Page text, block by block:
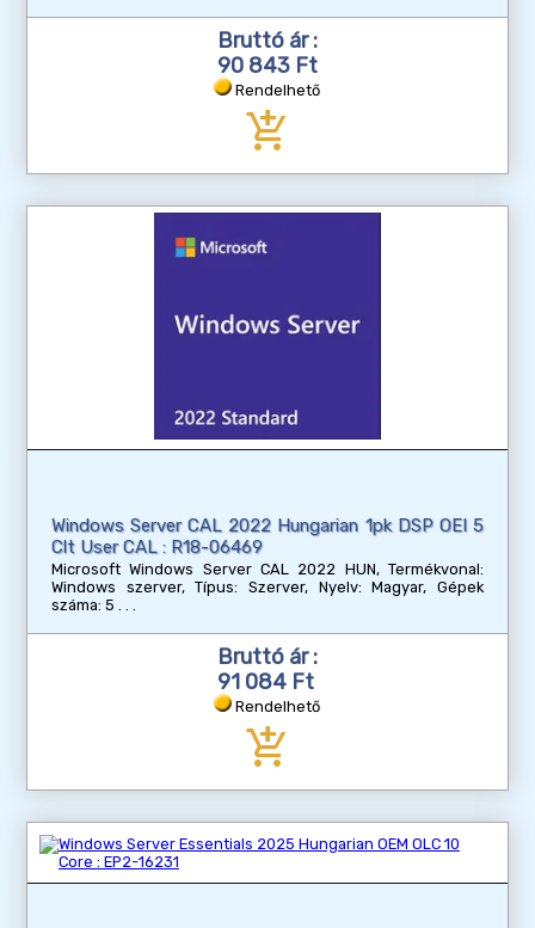
Bruttó ár :
90 843 Ft
Rendelhető
add_shopping_cart
Windows Server CAL 2022 Hungarian 1pk DSP OEI 5
Clt User CAL : R18-06469
Microsoft Windows Server CAL 2022 HUN, Termékvonal:
Windows szerver, Típus: Szerver, Nyelv: Magyar, Gépek
száma: 5
Bruttó ár :
91 084 Ft
Rendelhető
add_shopping_cart